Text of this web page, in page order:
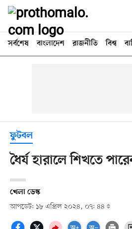
সর্বশেষ বাংলাদেশ রাজনীতি বিশ্ব
ফুটবল
ধৈর্য হারালে শিখতে
খেলা ডেস্ক
আপডেট: ১৮ এপ্রিল ২০২৪, ০৭: ৪৪